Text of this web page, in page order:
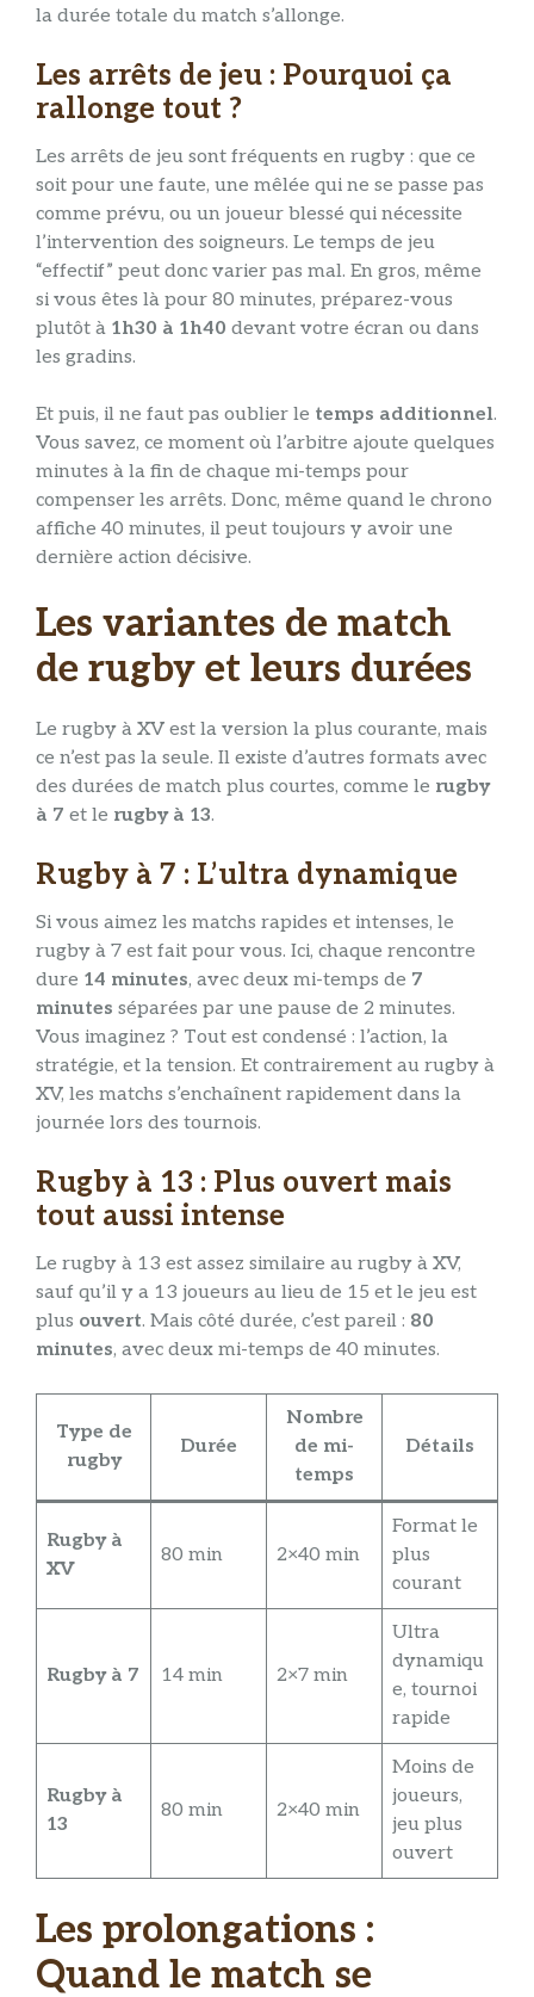
la durée totale du match s’allonge.
Les arrêts de jeu : Pourquoi ça
rallonge tout ?
Les arrêts de jeu sont fréquents en rugby : que ce
soit pour une faute, une mêlée qui ne se passe pas
comme prévu, ou un joueur blessé qui nécessite
l’intervention des soigneurs. Le temps de jeu
“effectif” peut donc varier pas mal. En gros, même
si vous êtes là pour 80 minutes, préparez-vous
plutôt à 1h30 à 1h40 devant votre écran ou dans
les gradins.
Et puis, il ne faut pas oublier le temps additionnel.
Vous savez, ce moment où l’arbitre ajoute quelques
minutes à la fin de chaque mi-temps pour
compenser les arrêts. Donc, même quand le chrono
affiche 40 minutes, il peut toujours y avoir une
dernière action décisive.
Les variantes de match
de rugby et leurs durées
Le rugby à XV est la version la plus courante, mais
ce n’est pas la seule. Il existe d’autres formats avec
des durées de match plus courtes, comme le rugby
à 7 et le rugby à 13.
Rugby à 7 : L’ultra dynamique
Si vous aimez les matchs rapides et intenses, le
rugby à 7 est fait pour vous. Ici, chaque rencontre
dure 14 minutes, avec deux mi-temps de 7
minutes séparées par une pause de 2 minutes.
Vous imaginez ? Tout est condensé : l’action, la
stratégie, et la tension. Et contrairement au rugby à
XV, les matchs s’enchaînent rapidement dans la
journée lors des tournois​.
Rugby à 13 : Plus ouvert mais
tout aussi intense
Le rugby à 13 est assez similaire au rugby à XV,
sauf qu’il y a 13 joueurs au lieu de 15 et le jeu est
plus ouvert. Mais côté durée, c’est pareil : 80
minutes, avec deux mi-temps de 40 minutes.
Type de
rugby
Durée
Nombre
de mi-
temps
Détails
Rugby à
XV
80 min 2×40 min
Format le
plus
courant
Rugby à 7 14 min 2×7 min
Ultra
dynamiqu
e, tournoi
rapide
Rugby à
13
80 min 2×40 min
Moins de
joueurs,
jeu plus
ouvert
Les prolongations :
Quand le match se